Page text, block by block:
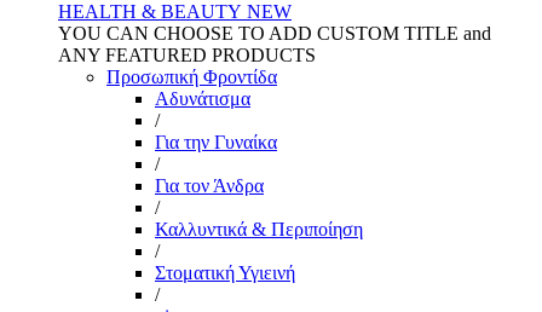
HEALTH & BEAUTY NEW
YOU CAN CHOOSE TO ADD CUSTOM TITLE and
ANY FEATURED PRODUCTS
Προσωπική Φροντίδα
Αδυνάτισμα
/
Για την Γυναίκα
/
Για τον Άνδρα
/
Καλλυντικά & Περιποίηση
/
Στοματική Υγιεινή
/